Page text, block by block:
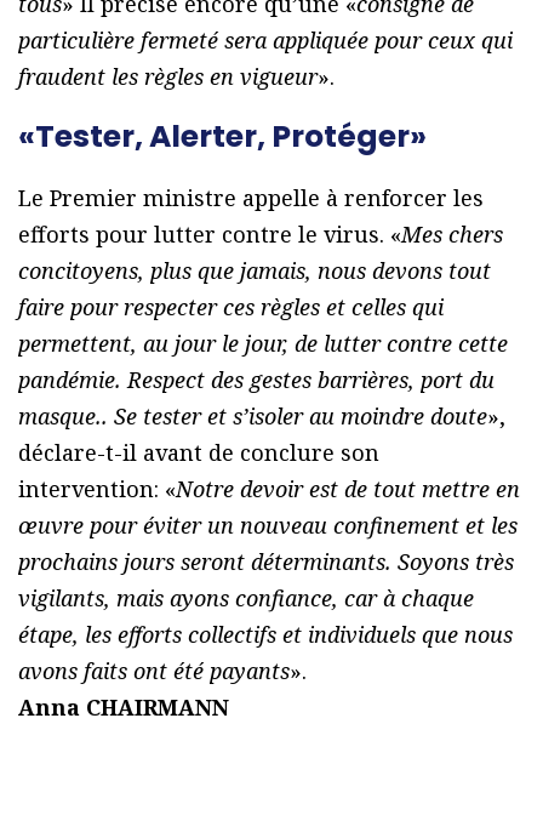
particulière fermeté sera appliquée pour ceux qui
fraudent les règles en vigueur».
«Tester, Alerter, Protéger»
Le Premier ministre appelle à renforcer les
efforts pour lutter contre le virus. «Mes chers
concitoyens, plus que jamais, nous devons tout
faire pour respecter ces règles et celles qui
permettent, au jour le jour, de lutter contre cette
pandémie. Respect des gestes barrières, port du
masque.. Se tester et s’isoler au moindre doute»,
déclare-t-il avant de conclure son
intervention: «Notre devoir est de tout mettre en
œuvre pour éviter un nouveau confinement et les
prochains jours seront déterminants. Soyons très
vigilants, mais ayons confiance, car à chaque
étape, les efforts collectifs et individuels que nous
avons faits ont été payants».
Anna CHAIRMANN